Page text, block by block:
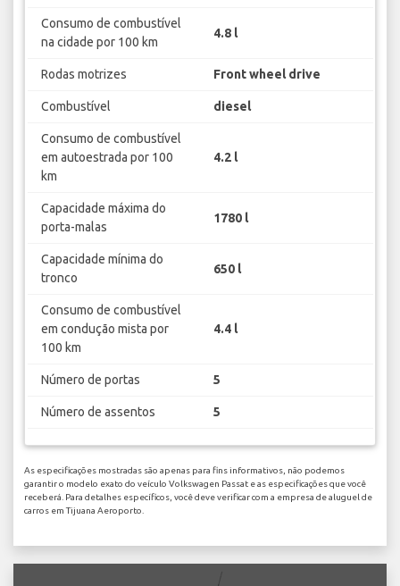
Consumo de combustível
na cidade por 100 km
4.8 l
Rodas motrizes Front wheel drive
Combustível diesel
Consumo de combustível
em autoestrada por 100
km
4.2 l
Capacidade máxima do
porta-malas
1780 l
Capacidade mínima do
tronco
650 l
Consumo de combustível
em condução mista por
100 km
4.4 l
Número de portas 5
Número de assentos 5
As especificações mostradas são apenas para fins informativos, não podemos
garantir o modelo exato do veículo Volkswagen Passat e as especificações que você
receberá. Para detalhes específicos, você deve verificar com a empresa de aluguel de
carros em Tijuana Aeroporto.